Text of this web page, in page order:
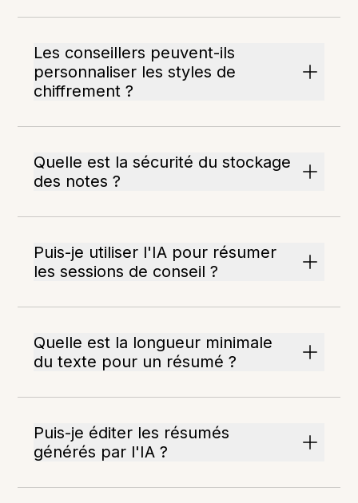
Les conseillers peuvent-ils
personnaliser les styles de
chiffrement ?
Quelle est la sécurité du stockage
des notes ?
Puis-je utiliser l'IA pour résumer
les sessions de conseil ?
Quelle est la longueur minimale
du texte pour un résumé ?
Puis-je éditer les résumés
générés par l'IA ?